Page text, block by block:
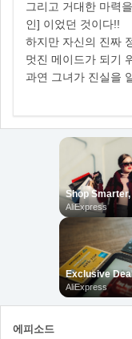
그리고 거대한 마력
인] 이었던 것이다!!
하지만 자신의 진짜
멋진 메이드가 되기
과연 그녀가 진실을
에피소드